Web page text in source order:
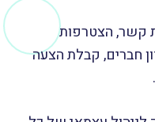
קשר, הצטרפות
חברים, קבלת הצעה